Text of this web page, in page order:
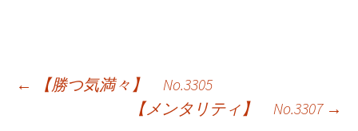
投←
【勝つ気満々】 No.3305
【メンタリティ】 No.3307 →